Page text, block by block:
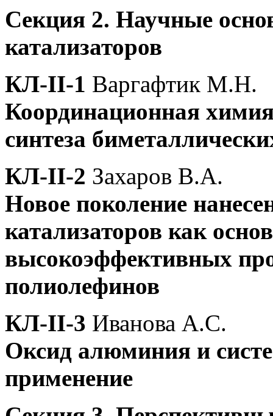
Секция 2. Научные
катализаторов
КЛ-II-1 Варгафтик М.Н.
Координационная
синтеза
КЛ-II-2 Захаров В.А.
Новое поколение
катализаторов как
высокоэффективных
полиолефинов
КЛ-II-3 Иванова А.С.
Оксид алюминия и
применение